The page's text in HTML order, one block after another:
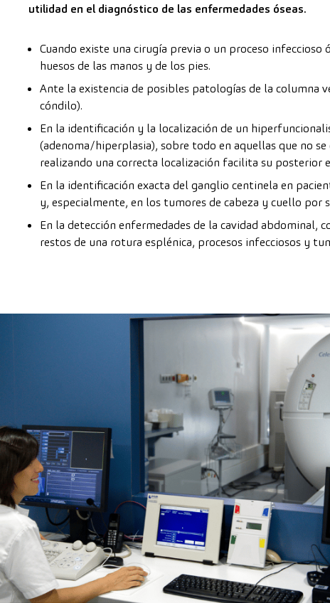
utilidad en el diagnóstico de las enfermedades óseas.
Cuando existe una cirugía previa o un proceso
huesos de las manos y de los pies.
Ante la existencia de posibles patologías de la columna
cóndilo).
En la identificación y la localización de un
(adenoma/hiperplasia), sobre todo en aquellas que no
realizando una correcta localización facilita su posterior
En la identificación exacta del ganglio centinela en
y, especialmente, en los tumores de cabeza y cuello por
En la detección enfermedades de la cavidad abdominal,
restos de una rotura esplénica, procesos infecciosos y